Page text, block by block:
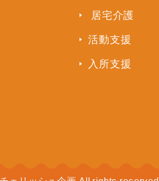
居宅介護
活動支援
入所支援